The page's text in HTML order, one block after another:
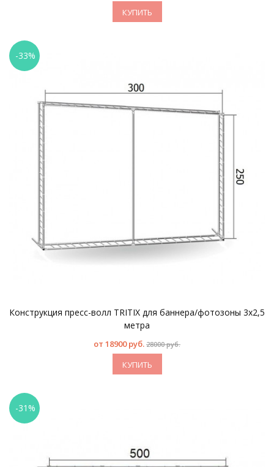
КУПИТЬ
-33%
Конструкция пресс-волл TRITIX для баннера/фотозоны 3х2,5
метра
от 18900 руб. 28000 руб.
КУПИТЬ
-31%